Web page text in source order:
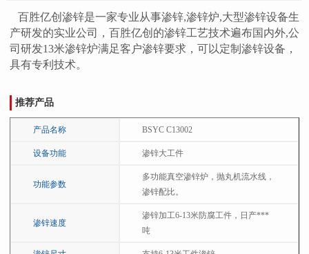
百胜亿创渗锌是一家专业从事渗锌,渗锌炉,大型渗锌设备生
产研发的实业公司，百胜亿创的渗锌工艺技术遍布国内外,公
司研发13米渗锌炉满足客户渗锌要求，可以定制渗锌设备，
具有专利技术。
推荐产品
产品名称 BSYC C13002
设备功能 渗锌大工件
功能参数
多功能真空渗锌炉，抛丸机流水线，
渗锌配比。
渗锌速度
渗锌加工6-13米防腐工件，日产***
吨